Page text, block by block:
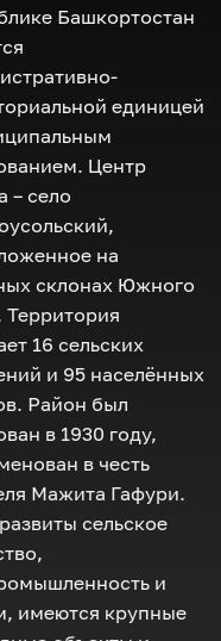
Башкортостан
единицей
Центр
– село
на
склонах Южного
Территория
16 сельских
и 95 населённых
Район был
в 1930 году,
в честь
Мажита Гафури.
сельское
и
имеются крупные